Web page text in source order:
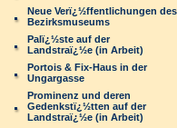
Neue Verï¿½ffentlichungen des
Bezirksmuseums
Palï¿½ste auf der
Landstraï¿½e (in Arbeit)
Portois & Fix-Haus in der
Ungargasse
Prominenz und deren
Gedenkstï¿½tten auf der
Landstraï¿½e (in Arbeit)